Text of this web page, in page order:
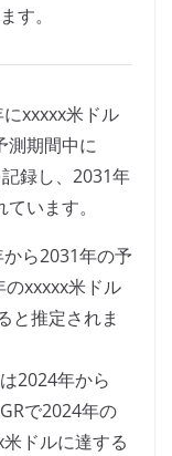
す。
xxxxx米ドル
測期間中に
録し、2031年
います。
ら2031年の予
のxxxxx米ドル
と推定されま
2024年から
で2024年の
ドルに達する